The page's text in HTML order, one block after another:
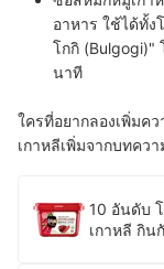
อาหาร ใช้ได้ทั้ง
โกกิ (Bulgogi)"
นาที
ใครที่อยากลองเพิ่มค
เกาหลีเพิ่มจากบทคว
10 อันดับ
เกาหลี กิน